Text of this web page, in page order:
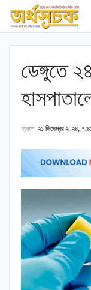
ডেঙ্গুতে
প্রকাশ ২১ ডিসেম্বর ২০২৪,